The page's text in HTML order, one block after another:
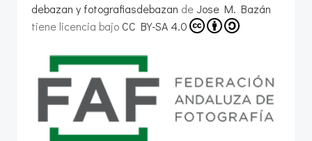
debazan y fotografiasdebazan de Jose M. Bazán
tiene licencia bajoCC BY-SA 4.0